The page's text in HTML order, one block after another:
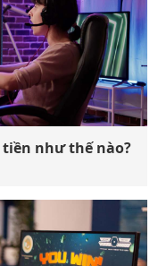
tiền như thế nào?